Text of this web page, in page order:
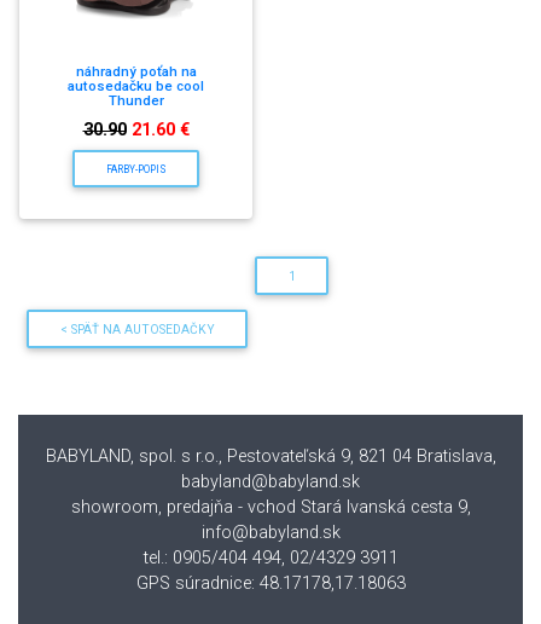
náhradný poťah na
autosedačku be cool
Thunder
30.90 21.60 €
FARBY-POPIS
1
< SPÄŤ NA AUTOSEDAČKY
BABYLAND, spol. s r.o., Pestovateľská 9, 821 04 Bratislava,
babyland@babyland.sk
showroom, predajňa - vchod Stará Ivanská cesta 9,
info@babyland.sk
tel.: 0905/404 494, 02/4329 3911
GPS súradnice: 48.17178,17.18063